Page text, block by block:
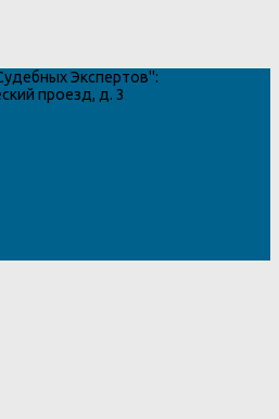
Экспертов":
проезд, д. 3